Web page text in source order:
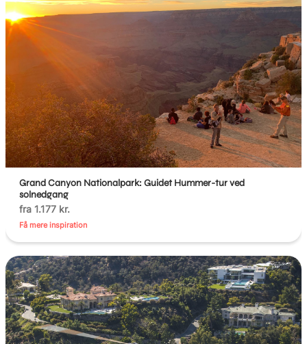
Grand Canyon Nationalpark: Guidet Hummer-tur ved
solnedgang
fra 1.177 kr.
Få mere inspiration